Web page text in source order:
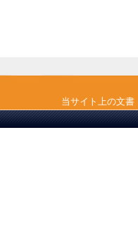
当サイト上の文